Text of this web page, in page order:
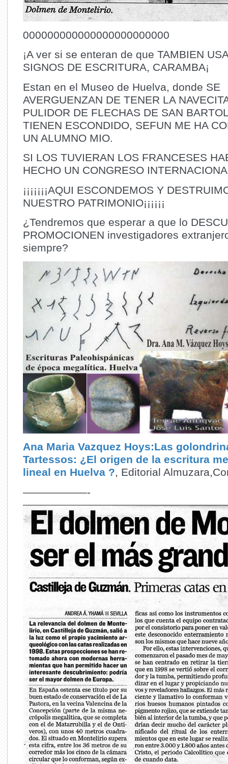
000000000000000000000000
¡A ver si se enteran de que TAMBIEN
SIGNOS DE ESCRITURA, CARAMBA¡
Estan en el Museo de Huelva, donde SE
AVERGUENZAN DE TENER LA
PULIDOR DE FLECHAS DE SAN
TIENEN ESCONDIDO, SEFUN ME HA
UN ALUMNO MIO.
SI LOS TUVIERAN LOS FRANCESES
HECHO UN CONGRESO
¡¡¡¡¡¡¡AQUI ESCONDEMOS Y
NUESTRO PATRIMONIO¡¡¡¡¡¡
¿Tendremos que esperar a que lo
PROMOCIONEN investigadores
siempre?
Ana Maria Vazquez Hoys:Las
Tartessos: ¿El origen de la escritura
lineal en Huelva ?, Editorial
——————-